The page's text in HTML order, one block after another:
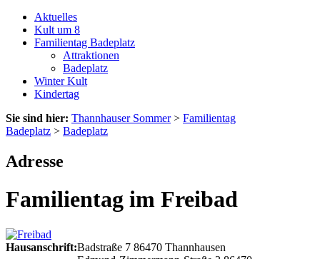
Aktuelles
Kult um 8
Familientag Badeplatz
Attraktionen
Badeplatz
Winter Kult
Kindertag
Sie sind hier: Thannhauser Sommer> Familientag
Badeplatz > Badeplatz
Adresse
Familientag im Freibad
Hausanschrift:Badstraße 7 86470 Thannhausen